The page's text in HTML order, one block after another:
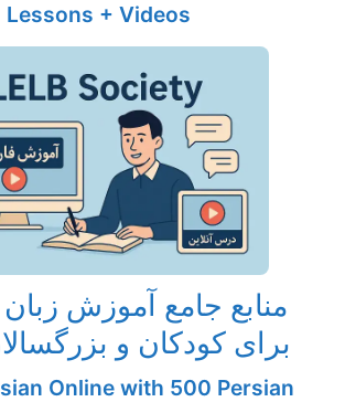
Lessons + Videos
منابع جامع آموزش
برای کودکان و
Online with 500 Persian